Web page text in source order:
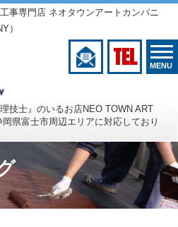
事専門店 ネオタウンアートカンパニ
）
技士』のいるお店NEO TOWN ART
岡県富士市周辺エリアに対応しており
TEL MENU